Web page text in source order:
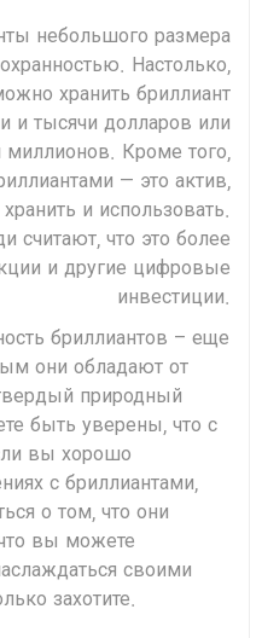
небольшого размера
Настолько,
хранить бриллиант
и тысячи долларов или
миллионов. Кроме того,
— это актив,
и использовать.
считают, что это более
и другие цифровые
инвестиции.
бриллиантов – еще
они обладают от
природный
быть уверены, что с
вы хорошо
с бриллиантами,
о том, что они
вы можете
своими
захотите.